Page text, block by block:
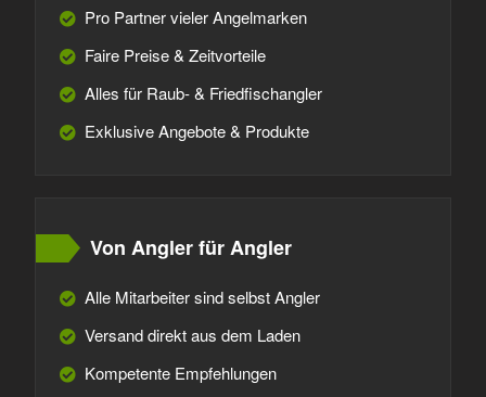
Pro Partner vieler Angelmarken
Faire Preise & Zeitvorteile
Alles für Raub- & Friedfischangler
Exklusive Angebote & Produkte
Von Angler für Angler
Alle Mitarbeiter sind selbst Angler
Versand direkt aus dem Laden
Kompetente Empfehlungen